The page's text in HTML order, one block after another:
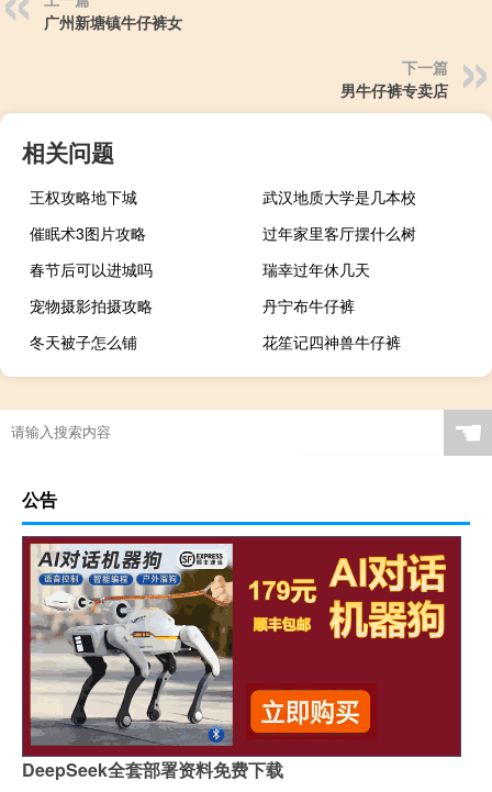
广州新塘镇牛仔裤女
下一篇
男牛仔裤专卖店
相关问题
王权攻略地下城
武汉地质大学是几本校
催眠术3图片攻略
过年家里客厅摆什么树
春节后可以进城吗
瑞幸过年休几天
宠物摄影拍摄攻略
丹宁布牛仔裤
冬天被子怎么铺
花笙记四神兽牛仔裤
☚
公告
DeepSeek全套部署资料免费下载